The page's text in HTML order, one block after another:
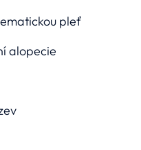
pleť
alopecie